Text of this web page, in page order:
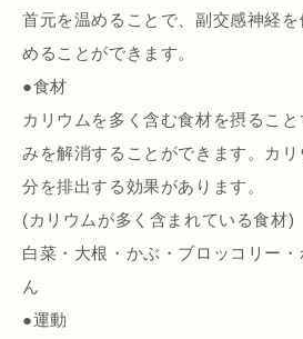
首元を温めることで、副交感神経
めることができます。
●食材
カリウムを多く含む食材を摂るこ
みを解消することができます。カ
分を排出する効果があります。
(カリウムが多く含まれている食材)
白菜・大根・かぶ・ブロッコリー
ん
●運動